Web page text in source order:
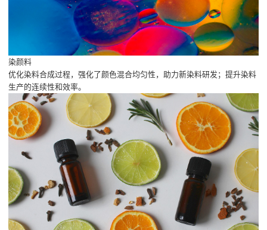
染颜料
优化染料合成过程，强化了颜色混合均匀性，助力新染料研发；提升染料
生产的连续性和效率。